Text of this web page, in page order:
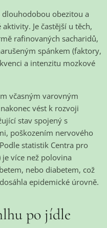
dlouhodobou obezitou a
Je častější u těch,
rafinovaných sacharidů,
spánkem (faktory,
a intenzitu mozkové
včasným varovným
vést k rozvoji
stav spojený s
poškozením nervového
statistik Centra pro
je více než polovina
nebo diabetem, což
epidemické úrovně.
po jídle